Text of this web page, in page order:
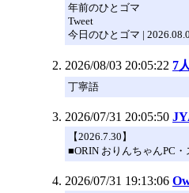
年前のひとゴマ
Tweet
今日のひとゴマ |
2026/08/03 20:05:22 7
丁寧語
2026/07/31 20:05:50
【2026.7.30】
■ORIN おりんちゃんPC
2026/07/31 19:13:06